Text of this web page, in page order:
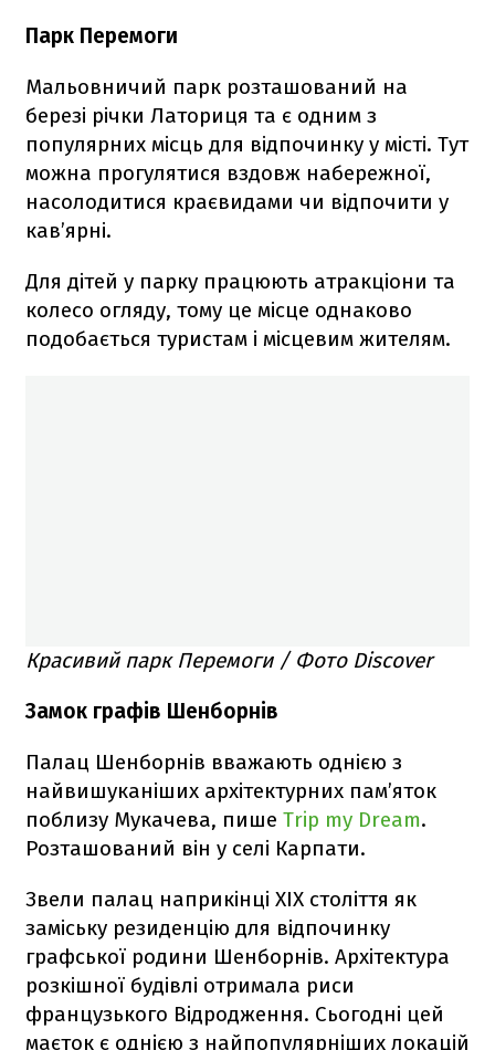
Парк Перемоги
Мальовничий парк розташований на
березі річки Латориця та є одним з
популярних місць для відпочинку у місті. Тут
можна прогулятися вздовж набережної,
насолодитися краєвидами чи відпочити у
кав’ярні.
Для дітей у парку працюють атракціони та
колесо огляду, тому це місце однаково
подобається туристам і місцевим жителям.
Красивий парк Перемоги / Фото Discover
Замок графів Шенборнів
Палац Шенборнів вважають однією з
найвишуканіших архітектурних пам’яток
поблизу Мукачева, пише Trip my Dream.
Розташований він у селі Карпати.
Звели палац наприкінці XIX століття як
заміську резиденцію для відпочинку
графської родини Шенборнів. Архітектура
розкішної будівлі отримала риси
французького Відродження. Сьогодні цей
маєток є однією з найпопулярніших локацій